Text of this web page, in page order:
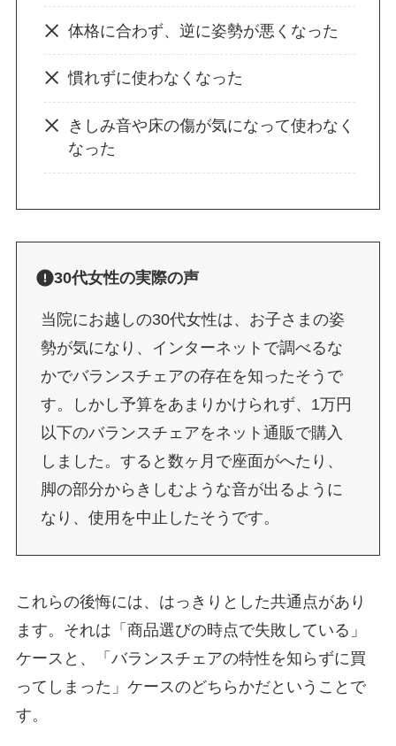
体格に合わず、逆に姿勢が悪くなった
慣れずに使わなくなった
きしみ音や床の傷が気になって使わなく
なった
30代女性の実際の声
当院にお越しの30代女性は、お子さまの姿
勢が気になり、インターネットで調べるな
かでバランスチェアの存在を知ったそうで
す。しかし予算をあまりかけられず、1万円
以下のバランスチェアをネット通販で購入
しました。すると数ヶ月で座面がへたり、
脚の部分からきしむような音が出るように
なり、使用を中止したそうです。
これらの後悔には、はっきりとした共通点があり
ます。それは「商品選びの時点で失敗している」
ケースと、「バランスチェアの特性を知らずに買
ってしまった」ケースのどちらかだということで
す。